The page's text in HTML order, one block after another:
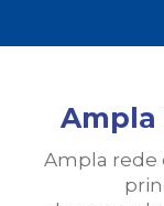
Ampla
Ampla rede